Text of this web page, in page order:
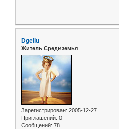
Dgellu
Житель Средиземья
Зарегистрирован: 2005-12-27
Приглашений: 0
Сообщений: 78